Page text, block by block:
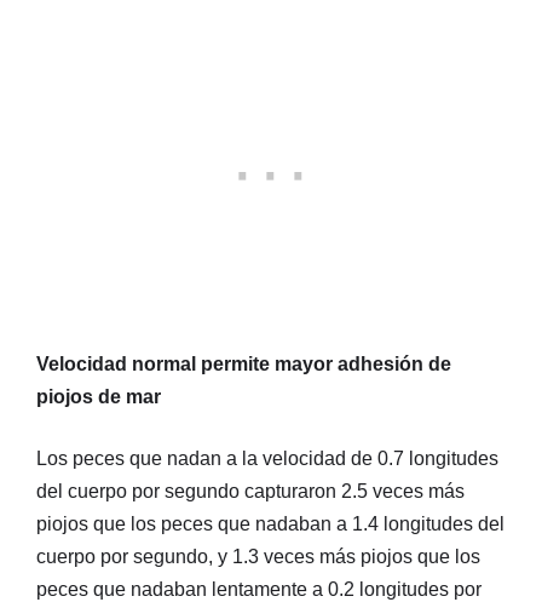
Velocidad normal permite mayor adhesión de
piojos de mar
Los peces que nadan a la velocidad de 0.7 longitudes
del cuerpo por segundo capturaron 2.5 veces más
piojos que los peces que nadaban a 1.4 longitudes del
cuerpo por segundo, y 1.3 veces más piojos que los
peces que nadaban lentamente a 0.2 longitudes por